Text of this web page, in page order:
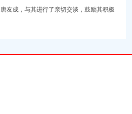
友成，与其进行了亲切交谈，鼓励其积极